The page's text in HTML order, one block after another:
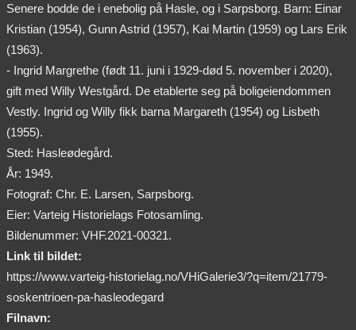
Senere bodde de i enebolig på Hasle, og i Sarpsborg. Barn: Einar
Kristian (1954), Gunn Astrid (1957), Kai Martin (1959) og Lars Erik
(1963).
- Ingrid Margrethe (født 11. juni i 1929-død 5. november i 2020),
gift med Willy Westgård. De etablerte seg på boligeiendommen
Vestly. Ingrid og Willy fikk barna Margareth (1954) og Lisbeth
(1955).
Sted: Hasleødegård.
År: 1949.
Fotograf: Chr. E. Larsen, Sarpsborg.
Eier: Varteig Historielags Fotosamling.
Bildenummer: VHF.2021-00321.
Link til bildet:
https://www.varteig-historielag.no/VHiGalerie3/?q=item/21779-
soskentrioen-pa-hasleodegard
Filnavn: